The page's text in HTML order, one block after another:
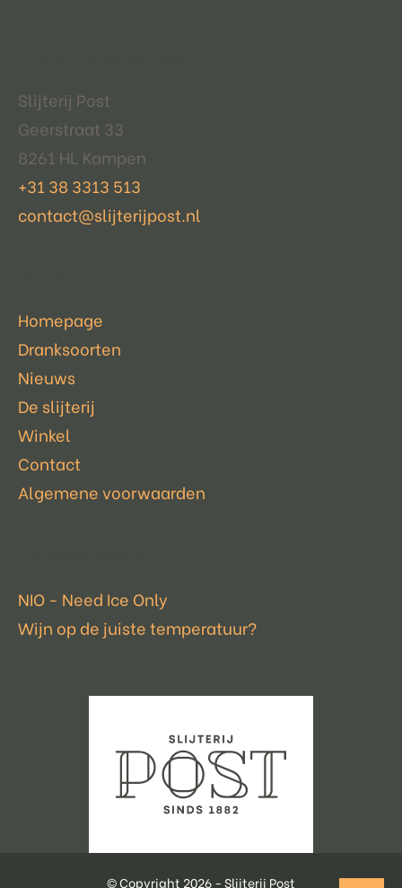
Slijterij Post
Geerstraat 33
8261 HL Kampen
+31 38 3313 513
contact@slijterijpost.nl
Homepage
Dranksoorten
Nieuws
De slijterij
Winkel
Contact
Algemene voorwaarden
NIO - Need Ice Only
Wijn op de juiste temperatuur?
© Copyright 2026 - Slijterij Post